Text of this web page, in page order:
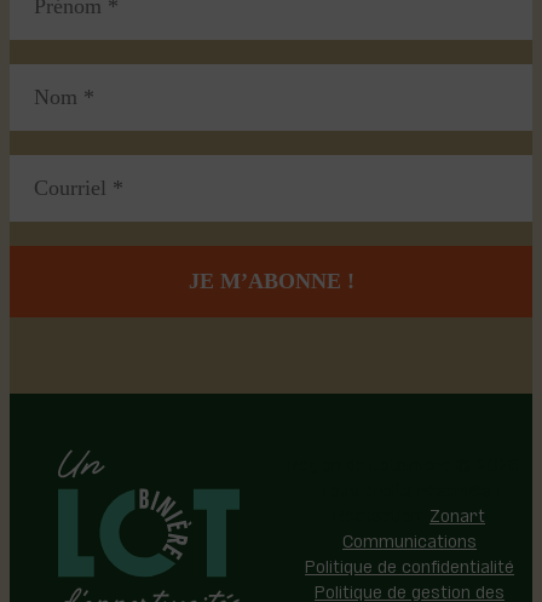
Zonart
Communications
Politique de confidentialité
Politique de gestion des